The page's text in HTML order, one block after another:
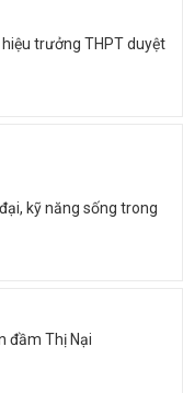
hiệu trưởng THPT duyệt
kỹ năng sống trong
đầm Thị Nại